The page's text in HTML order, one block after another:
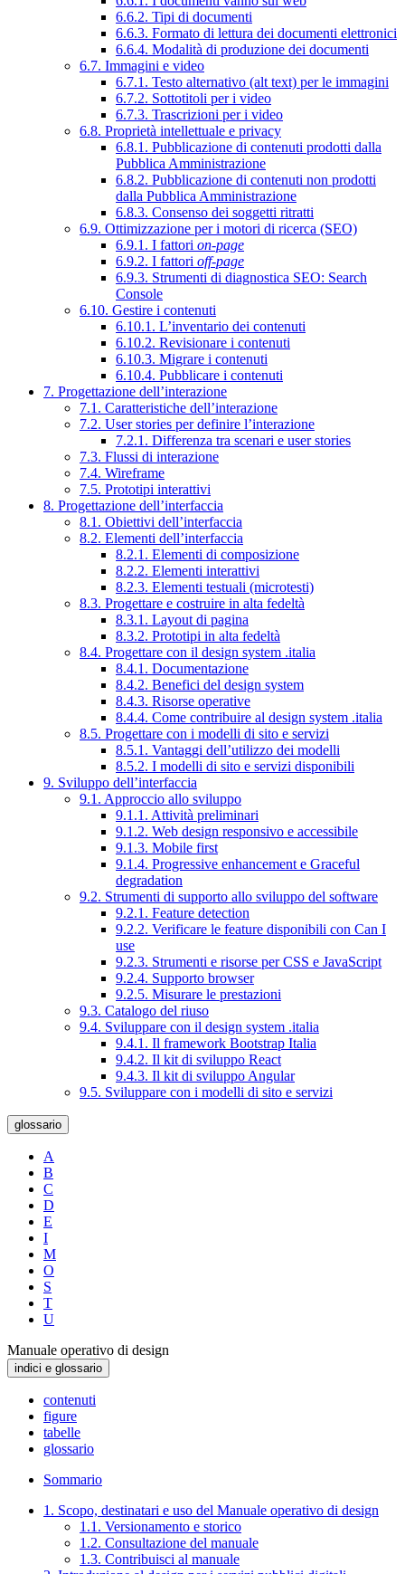
6.6.2. Tipi di documenti
6.6.3. Formato di lettura dei documenti elettronici
6.6.4. Modalità di produzione dei documenti
6.7. Immagini e video
6.7.1. Testo alternativo (alt text) per le immagini
6.7.2. Sottotitoli per i video
6.7.3. Trascrizioni per i video
6.8. Proprietà intellettuale e privacy
6.8.1. Pubblicazione di contenuti prodotti dalla
Pubblica Amministrazione
6.8.2. Pubblicazione di contenuti non prodotti
dalla Pubblica Amministrazione
6.8.3. Consenso dei soggetti ritratti
6.9. Ottimizzazione per i motori di ricerca (SEO)
6.9.1. I fattori on-page
6.9.2. I fattori off-page
6.9.3. Strumenti di diagnostica SEO: Search
Console
6.10. Gestire i contenuti
6.10.1. L’inventario dei contenuti
6.10.2. Revisionare i contenuti
6.10.3. Migrare i contenuti
6.10.4. Pubblicare i contenuti
7. Progettazione dell’interazione
7.1. Caratteristiche dell’interazione
7.2. User stories per definire l’interazione
7.2.1. Differenza tra scenari e user stories
7.3. Flussi di interazione
7.4. Wireframe
7.5. Prototipi interattivi
8. Progettazione dell’interfaccia
8.1. Obiettivi dell’interfaccia
8.2. Elementi dell’interfaccia
8.2.1. Elementi di composizione
8.2.2. Elementi interattivi
8.2.3. Elementi testuali (microtesti)
8.3. Progettare e costruire in alta fedeltà
8.3.1. Layout di pagina
8.3.2. Prototipi in alta fedeltà
8.4. Progettare con il design system .italia
8.4.1. Documentazione
8.4.2. Benefici del design system
8.4.3. Risorse operative
8.4.4. Come contribuire al design system .italia
8.5. Progettare con i modelli di sito e servizi
8.5.1. Vantaggi dell’utilizzo dei modelli
8.5.2. I modelli di sito e servizi disponibili
9. Sviluppo dell’interfaccia
9.1. Approccio allo sviluppo
9.1.1. Attività preliminari
9.1.2. Web design responsivo e accessibile
9.1.3. Mobile first
9.1.4. Progressive enhancement e Graceful
degradation
9.2. Strumenti di supporto allo sviluppo del software
9.2.1. Feature detection
9.2.2. Verificare le feature disponibili con Can I
use
9.2.3. Strumenti e risorse per CSS e JavaScript
9.2.4. Supporto browser
9.2.5. Misurare le prestazioni
9.3. Catalogo del riuso
9.4. Sviluppare con il design system .italia
9.4.1. Il framework Bootstrap Italia
9.4.2. Il kit di sviluppo React
9.4.3. Il kit di sviluppo Angular
9.5. Sviluppare con i modelli di sito e servizi
glossario
A
B
C
D
E
I
M
O
S
T
U
Manuale operativo di design
indici e glossario
contenuti
figure
tabelle
glossario
Sommario
1. Scopo, destinatari e uso del Manuale operativo di design
1.1. Versionamento e storico
1.2. Consultazione del manuale
1.3. Contribuisci al manuale